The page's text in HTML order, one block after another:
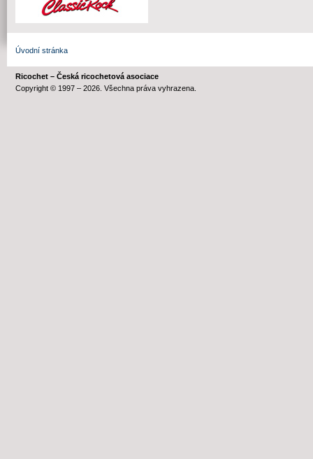
Úvodní stránka
Ricochet – Česká ricochetová asociace
Copyright © 1997 – 2026. Všechna práva vyhrazena.